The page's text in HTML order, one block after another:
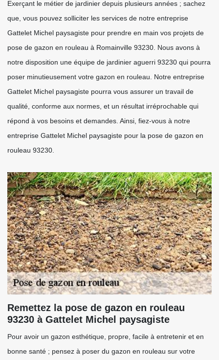
Exerçant le métier de jardinier depuis plusieurs années ; sachez
que, vous pouvez solliciter les services de notre entreprise
Gattelet Michel paysagiste pour prendre en main vos projets de
pose de gazon en rouleau à Romainville 93230. Nous avons à
notre disposition une équipe de jardinier aguerri 93230 qui pourra
poser minutieusement votre gazon en rouleau. Notre entreprise
Gattelet Michel paysagiste pourra vous assurer un travail de
qualité, conforme aux normes, et un résultat irréprochable qui
répond à vos besoins et demandes. Ainsi, fiez-vous à notre
entreprise Gattelet Michel paysagiste pour la pose de gazon en
rouleau 93230.
Remettez la pose de gazon en rouleau
93230 à Gattelet Michel paysagiste
Pour avoir un gazon esthétique, propre, facile à entretenir et en
bonne santé ; pensez à poser du gazon en rouleau sur votre